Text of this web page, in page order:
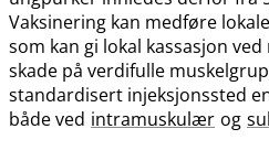
Vaksinering kan medføre
som kan gi lokal kassasjon
skade på verdifulle
standardisert injeksjonssted
både ved intramuskulær og